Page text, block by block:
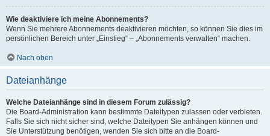
Wie deaktiviere ich meine Abonnements?
Wenn Sie mehrere Abonnements deaktivieren möchten, so können Sie dies im
persönlichen Bereich unter „Einstieg“ – „Abonnements verwalten“ machen.
Nach oben
Dateianhänge
Welche Dateianhänge sind in diesem Forum zulässig?
Die Board-Administration kann bestimmte Dateitypen zulassen oder verbieten.
Falls Sie sich nicht sicher sind, welche Dateitypen Sie anhängen können und
Sie Unterstützung benötigen, wenden Sie sich bitte an die Board-